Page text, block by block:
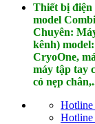
Thiết bị điện
model
Chuyên:
kênh)
CryoOne,
máy tập tay
có nẹp
Hotline
Hotline